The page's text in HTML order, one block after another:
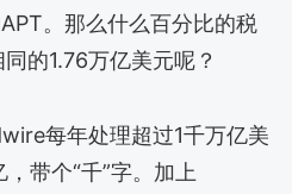
。那么什么百分比的税
的1.76万亿美元呢？
每年处理超过1千万亿美
带个“千”字。加上